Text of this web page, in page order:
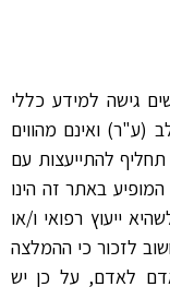
גישה למידע כללי
(ע"ר) ואינם מהווים
תחליף להתייעצות עם
באתר זה הינו
ייעוץ רפואי ו/או
לזכור כי ההמלצה
לאדם, על כן יש